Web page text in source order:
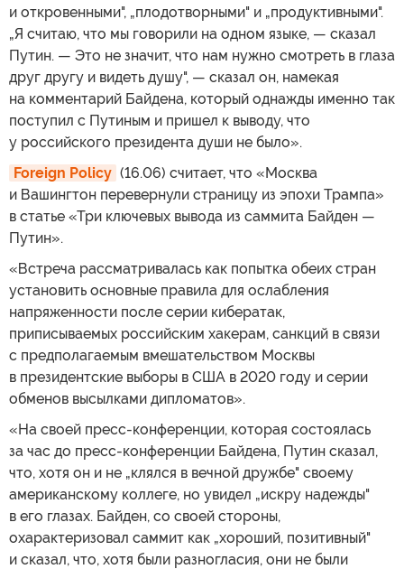
и откровенными", „плодотворными" и „продуктивными".
„Я считаю, что мы говорили на одном языке, — сказал
Путин. — Это не значит, что нам нужно смотреть в глаза
друг другу и видеть душу", — сказал он, намекая
на комментарий Байдена, который однажды именно так
поступил с Путиным и пришел к выводу, что
у российского президента души не было».
Foreign Policy (16.06) считает, что «Москва
и Вашингтон перевернули страницу из эпохи Трампа»
в статье «Три ключевых вывода из саммита Байден —
Путин».
«Встреча рассматривалась как попытка обеих стран
установить основные правила для ослабления
напряженности после серии кибератак,
приписываемых российским хакерам, санкций в связи
с предполагаемым вмешательством Москвы
в президентские выборы в США в 2020 году и серии
обменов высылками дипломатов».
«На своей пресс-конференции, которая состоялась
за час до пресс-конференции Байдена, Путин сказал,
что, хотя он и не „клялся в вечной дружбе" своему
американскому коллеге, но увидел „искру надежды"
в его глазах. Байден, со своей стороны,
охарактеризовал саммит как „хороший, позитивный"
и сказал, что, хотя были разногласия, они не были